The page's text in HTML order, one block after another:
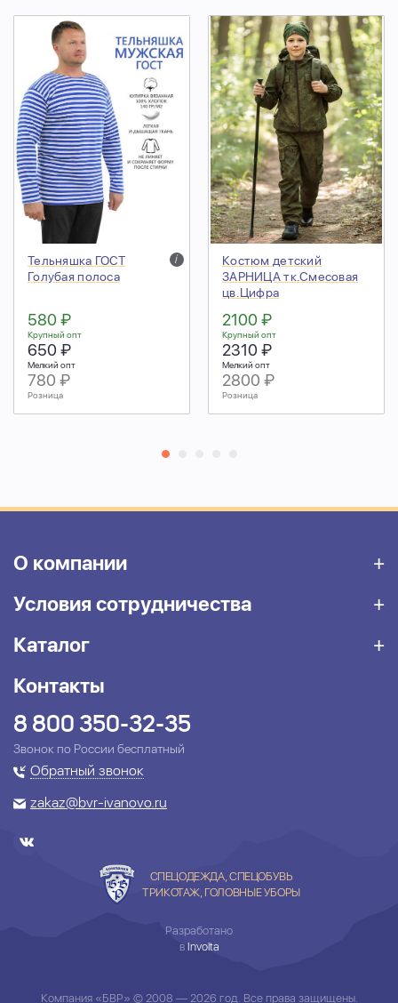
Тельняшка ГОСТ
Голубая полоса
i
580 ₽
Крупный опт
650 ₽
Мелкий опт
780 ₽
Розница
Костюм детский
ЗАРНИЦА тк.Смесовая
цв.Цифра
2100 ₽
Крупный опт
2310 ₽
Мелкий опт
2800 ₽
Розница
О компании
Условия сотрудничества
Каталог
Контакты
8 800 350-32-35
Звонок по России бесплатный
Обратный звонок
zakaz@bvr-ivanovo.ru
СПЕЦОДЕЖДА, СПЕЦОБУВЬ
ТРИКОТАЖ, ГОЛОВНЫЕ УБОРЫ
Разработано
в Involta
Компания «БВР» © 2008 — 2026 год. Все права защищены.